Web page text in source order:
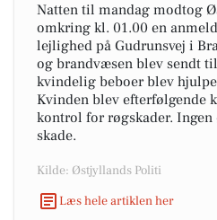
Natten til mandag modtog
omkring kl. 01.00 en
lejlighed på Gudrunsvej i
og brandvæsen blev sendt
kvindelig beboer blev
Kvinden blev efterfølgende
kontrol for røgskader.
skade.
Kilde: Østjyllands Politi
Læs hele artiklen her